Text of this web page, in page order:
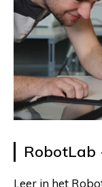
RobotLab
Leer in het